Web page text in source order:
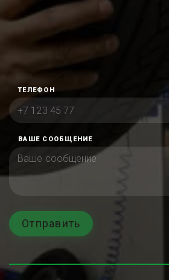
ТЕЛЕФОН
ВАШЕ СООБЩЕНИЕ
Отправить